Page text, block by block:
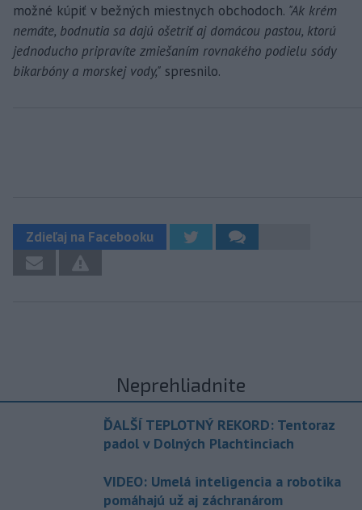
možné kúpiť v bežných miestnych obchodoch. "Ak krém
nemáte, bodnutia sa dajú ošetriť aj domácou pastou, ktorú
jednoducho pripravíte zmiešaním rovnakého podielu sódy
bikarbóny a morskej vody," spresnilo.
Zdieľaj na Facebooku
Neprehliadnite
ĎALŠÍ TEPLOTNÝ REKORD: Tentoraz
padol v Dolných Plachtinciach
VIDEO: Umelá inteligencia a robotika
pomáhajú už aj záchranárom